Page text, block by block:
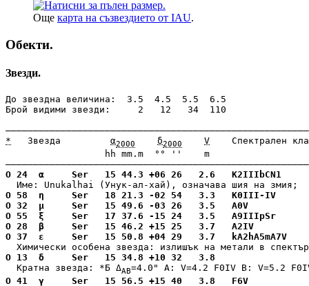
Още карта на съзвездието от IAU.
Обекти.
Звезди.
До звездна величина:  3.5  4.5  5.5  6.5
Брой видими звезди:     2   12   34  110
*
   Звезда
α2000 δ2000 V
Спектрален
hh mm.m  °° ''
О 24  α     Ser   15 44.3 +06 26   2.6
О 58  η     Ser   18 21.3 -02 54   3.3
О 32  μ     Ser   15 49.6 -03 26   3.5
О 55  ξ     Ser   17 37.6 -15 24   3.5
О 28  β     Ser   15 46.2 +15 25   3.7
О 37  ε     Ser   15 50.8 +04 29   3.7
О 13  δ     Ser   15 34.8 +10 32
  Кратна звезда:
*Б ΔAB=4.0" A: V=4.2 F0IV B: V=5.2
О 41  γ     Ser   15 56.5 +15 40   3.8